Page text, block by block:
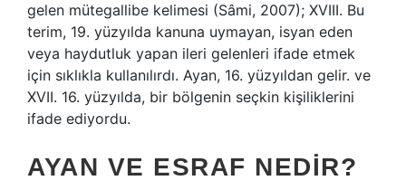
gelen mütegallibe kelimesi (Sâmi, 2007); XVIII. Bu
terim, 19. yüzyılda kanuna uymayan, isyan eden
veya haydutluk yapan ileri gelenleri ifade etmek
için sıklıkla kullanılırdı. Ayan, 16. yüzyıldan gelir. ve
XVII. 16. yüzyılda, bir bölgenin seçkin kişiliklerini
ifade ediyordu.
AYAN VE ESRAF NEDIR?